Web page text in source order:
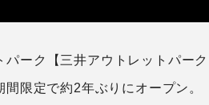
ーク【三井アウトレットパーク
限定で約2年ぶりにオープン。